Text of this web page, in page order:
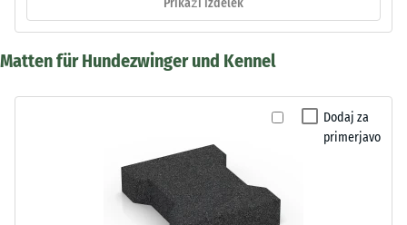
Prikaži izdelek
Matten für Hundezwinger und Kennel
Dodaj za
primerjavo